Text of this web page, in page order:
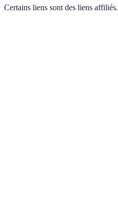
Certains liens sont des liens affiliés.